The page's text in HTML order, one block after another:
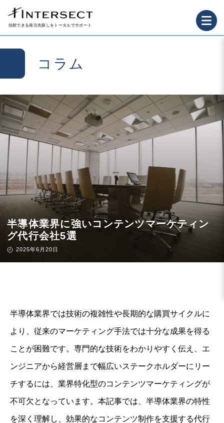
信頼できる発注先探しをトータルでサポート
コラム
半導体業界に強いコンテンツマーケティン
グ代行会社5選
2025年6月20日
半導体業界では技術の複雑性や長期的な購買サイクルに
より、従来のマーケティング手法では十分な成果を得る
ことが困難です。専門的な技術をわかりやすく伝え、エ
ンジニアから経営層まで幅広いステークホルダーにリー
チするには、業界特化型のコンテンツマーケティングが
不可欠となっています。本記事では、半導体業界の特性
を深く理解し、効果的なコンテンツ制作を支援する代行